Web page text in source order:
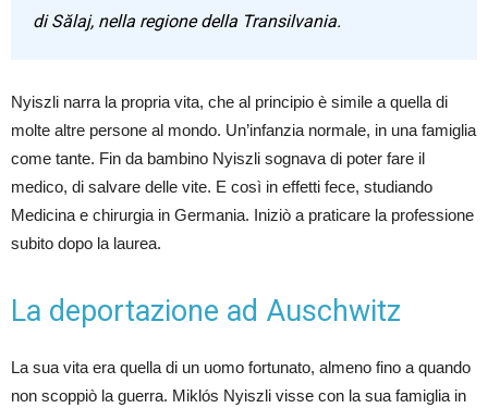
di Sălaj, nella regione della Transilvania.
Nyiszli narra la propria vita, che al principio è simile a quella di
molte altre persone al mondo. Un’infanzia normale, in una famiglia
come tante. Fin da bambino Nyiszli sognava di poter fare il
medico, di salvare delle vite. E così in effetti fece, studiando
Medicina e chirurgia in Germania. Iniziò a praticare la professione
subito dopo la laurea.
La deportazione ad Auschwitz
La sua vita era quella di un uomo fortunato, almeno fino a quando
non scoppiò la guerra. Miklós Nyiszli visse con la sua famiglia in